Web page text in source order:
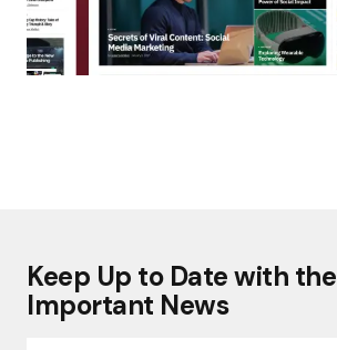
Keep Up to Date with
Important News